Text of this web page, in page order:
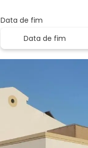
Data de fim